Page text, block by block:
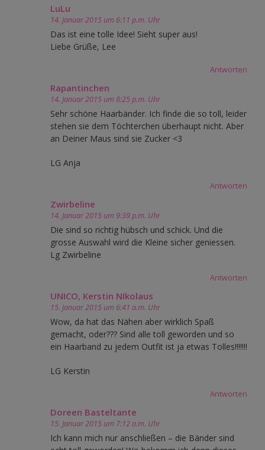
LuLu
14. Januar 2015 um 6:11 p.m. Uhr
Das ist eine tolle Idee! Sieht super aus!
Liebe Grüße, Lee
Antworten
Rapantinchen
14. Januar 2015 um 8:25 p.m. Uhr
Sehr schöne Haarbänder. Ich finde die so toll, leider
stehen sie dem Töchterchen überhaupt nicht. Aber
an Deiner Maus sind sie Zucker <3
LG Anja
Antworten
Zwirbeline
14. Januar 2015 um 9:39 p.m. Uhr
Die sind so richtig hübsch und schick. Und die
grosse Auswahl wird die Kleine sicher geniessen.
Lg Zwirbeline
Antworten
UNICO, Kerstin NIkolaus
15. Januar 2015 um 6:41 a.m. Uhr
Wow, da hat das Nähen aber wirklich Spaß
gemacht, oder??? Sind alle toll geworden und so
ein Haarband zu jedem Outfit ist ja etwas Tolles!!!!!!!
LG Kerstin
Antworten
Doreen Basteltante
15. Januar 2015 um 7:12 a.m. Uhr
Ich kann mich nur anschließen – die Bänder sind